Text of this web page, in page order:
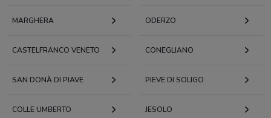
MARGHERA ODERZO
CASTELFRANCO VENETO CONEGLIANO
SAN DONÀ DI PIAVE PIEVE DI SOLIGO
COLLE UMBERTO JESOLO